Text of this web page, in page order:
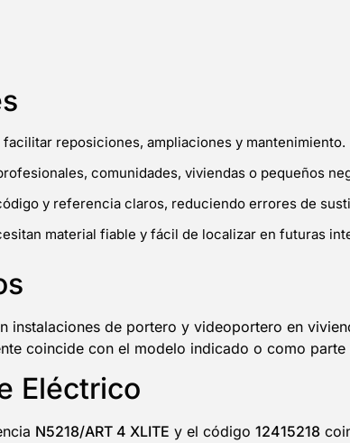
reposiciones, ampliaciones y mantenimiento.
comunidades, viviendas o pequeños
y referencia claros, reduciendo errores de
material fiable y fácil de localizar en futuras
instalaciones de portero y videoportero en
coincide con el modelo indicado o como
Eléctrico
N5218/ART 4 XLITE y el código 12415218